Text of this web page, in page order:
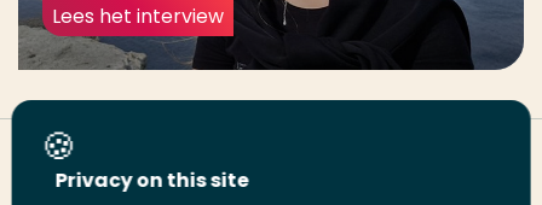
Lees het interview
Deel deze pagina
Privacy on this site